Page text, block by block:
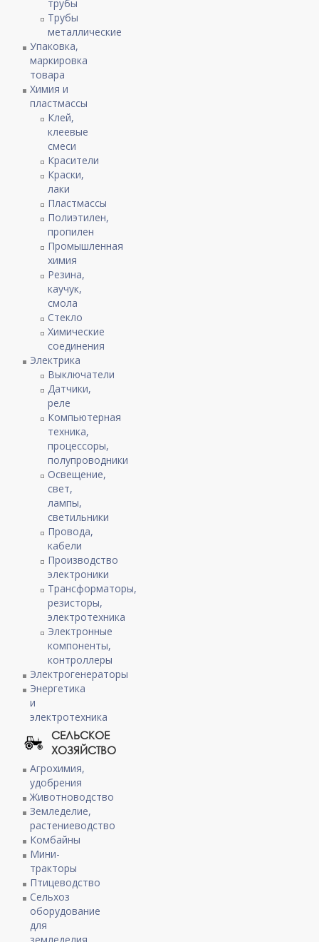
трубы
Трубы
металлические
Упаковка,
маркировка
товара
Химия и
пластмассы
Клей,
клеевые
смеси
Красители
Краски,
лаки
Пластмассы
Полиэтилен,
пропилен
Промышленная
химия
Резина,
каучук,
смола
Стекло
Химические
соединения
Электрика
Выключатели
Датчики,
реле
Компьютерная
техника,
процессоры,
полупроводники
Освещение,
свет,
лампы,
светильники
Провода,
кабели
Производство
электроники
Трансформаторы,
резисторы,
электротехника
Электронные
компоненты,
контроллеры
Электрогенераторы
Энергетика
и
электротехника
СЕЛЬСКОЕ
ХОЗЯЙСТВО
Агрохимия,
удобрения
Животноводство
Земледелие,
растениеводство
Комбайны
Мини-
тракторы
Птицеводство
Сельхоз
оборудование
для